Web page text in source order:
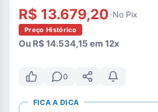
R$ 13.679,20-No Pix
Preço Histórico
Ou R$ 14.534,15 em 12x
0
FICA A DICA